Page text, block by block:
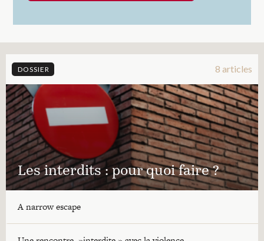
DOSSIER 8 articles
Les interdits : pour quoi faire ?
A narrow escape